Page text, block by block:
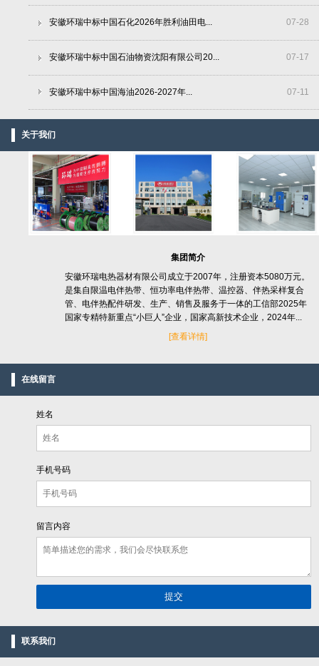
07-28
安徽环瑞中标中国石化2026年胜利油田电...
07-17
安徽环瑞中标中国石油物资沈阳有限公司20...
07-11
安徽环瑞中标中国海油2026-2027年...
关于我们
集团简介
安徽环瑞电热器材有限公司成立于2007年，注册资本5080万元。
是集自限温电伴热带、恒功率电伴热带、温控器、伴热采样复合
管、电伴热配件研发、生产、销售及服务于一体的工信部2025年
国家专精特新重点“小巨人”企业，国家高新技术企业，2024年...
[查看详情]
在线留言
姓名
手机号码
留言内容
联系我们